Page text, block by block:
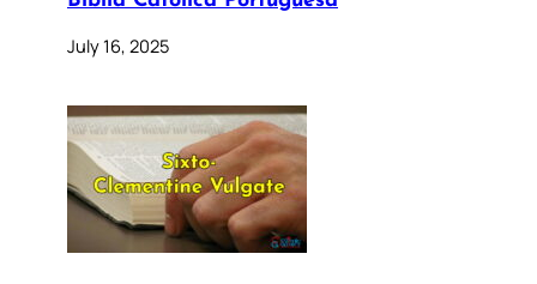
July 16, 2025